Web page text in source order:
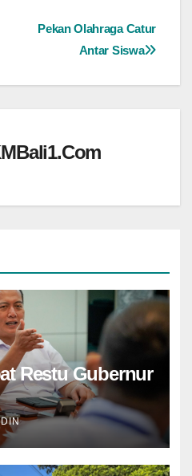
Pekan Olahraga Catur
Antar Siswa
Restu Gubernur